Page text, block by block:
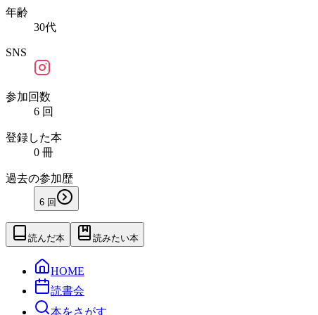
年齢
30代
SNS
参加回数
6 回
登録した本
0 冊
過去の参加歴
6 回
読んだ本 読みたい本
HOME
読書会
本をさがす